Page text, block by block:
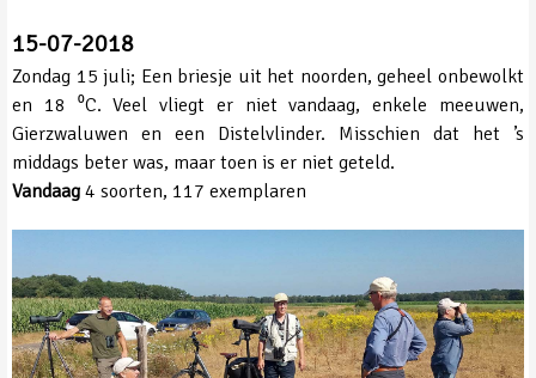
15-07-2018
Zondag 15 juli; Een briesje uit het noorden, geheel onbewolkt
en 18 ⁰C. Veel vliegt er niet vandaag, enkele meeuwen,
Gierzwaluwen en een Distelvlinder. Misschien dat het ’s
middags beter was, maar toen is er niet geteld.
Vandaag 4 soorten, 117 exemplaren